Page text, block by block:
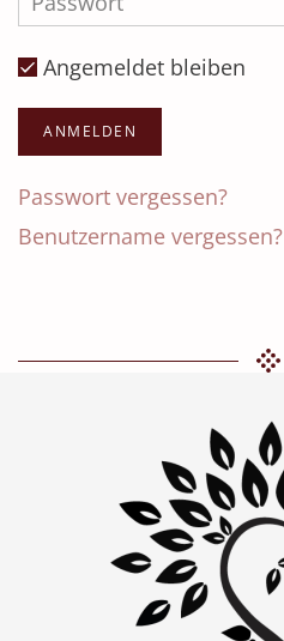
Angemeldet bleiben
ANMELDEN
Passwort vergessen?
Benutzername vergessen?